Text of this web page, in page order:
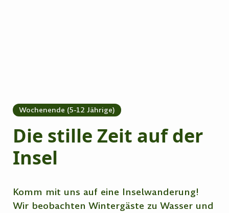
Wochenende (5-12 Jährige)
Die stille Zeit auf der
Insel
Komm mit uns auf eine Inselwanderung!
Wir beobachten Wintergäste zu Wasser und